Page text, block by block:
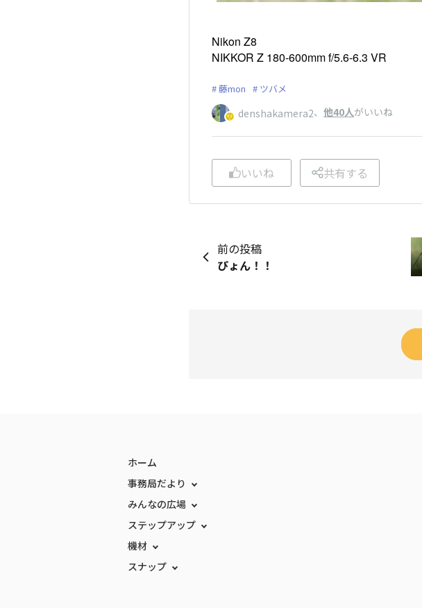
Nikon Z8
NIKKOR Z 180-600mm f/5.6-6.3 VR
藤mon ツバメ
denshakamera2、 他40人がいいね
いいね 共有する
前の投稿
ぴょん！！
ホーム
事務局だより
みんなの広場
ステップアップ
機材
スナップ